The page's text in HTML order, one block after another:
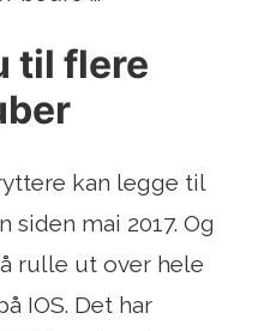
til flere
kan legge til
siden mai 2017. Og
rulle ut over hele
IOS. Det har